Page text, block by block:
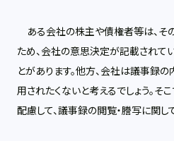
ある会社の株主や債権者等は、そ
ため、会社の意思決定が記載されて
とがあります。他方、会社は議事録
用されたくないと考えるでしょう。そ
配慮して、議事録の閲覧・謄写に関し